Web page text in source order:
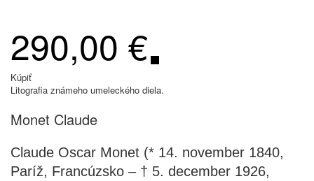
290,00 €
Kúpiť
Litografia známeho umeleckého diela.
Monet Claude
Claude Oscar Monet (* 14. november 1840,
Paríž, Francúzsko – † 5. december 1926,